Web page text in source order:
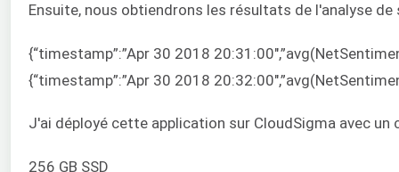
Ensuite, nous obtiendrons les résultats de l'analyse
{“timestamp”:”Apr 30 2018
{“timestamp”:”Apr 30 2018
J'ai déployé cette application sur CloudSigma avec
256 GB SSD